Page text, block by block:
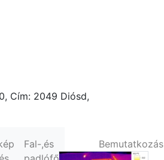
Cím: 2049 Diósd,
Fal-,és
Bemutatkozás